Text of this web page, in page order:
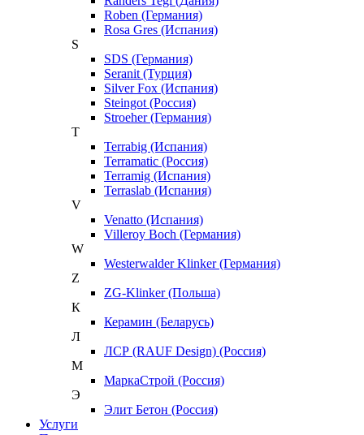
Roben (Германия)
Rosa Gres (Испания)
S
SDS (Германия)
Seranit (Турция)
Silver Fox (Испания)
Steingot (Россия)
Stroeher (Германия)
T
Terrabig (Испания)
Terramatic (Россия)
Terramig (Испания)
Terraslab (Испания)
V
Venatto (Испания)
Villeroy Boch (Германия)
W
Westerwalder Klinker (Германия)
Z
ZG-Klinker (Польша)
К
Керамин (Беларусь)
Л
ЛСР (RAUF Design) (Россия)
М
МаркаСтрой (Россия)
Э
Элит Бетон (Россия)
Услуги